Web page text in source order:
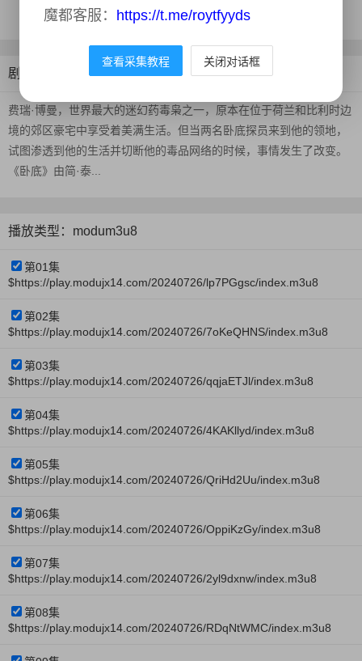
更新时间：
2024-07-26
剧情介绍
费瑞·博曼，世界最大的迷幻药毒枭之一，原本在位于荷兰和比利时边
境的郊区豪宅中享受着美满生活。但当两名卧底探员来到他的领地，
试图渗透到他的生活并切断他的毒品网络的时候，事情发生了改变。
《卧底》由简·泰...
播放类型：modum3u8
第01集
$https://play.modujx14.com/20240726/lp7PGgsc/index.m3u8
第02集
$https://play.modujx14.com/20240726/7oKeQHNS/index.m3u8
第03集
$https://play.modujx14.com/20240726/qqjaETJl/index.m3u8
第04集
$https://play.modujx14.com/20240726/4KAKllyd/index.m3u8
第05集
$https://play.modujx14.com/20240726/QriHd2Uu/index.m3u8
第06集
$https://play.modujx14.com/20240726/OppiKzGy/index.m3u8
第07集
$https://play.modujx14.com/20240726/2yl9dxnw/index.m3u8
第08集
$https://play.modujx14.com/20240726/RDqNtWMC/index.m3u8
魔都客服： https://t.me/roytfyyds
查看采集教程 关闭对话框